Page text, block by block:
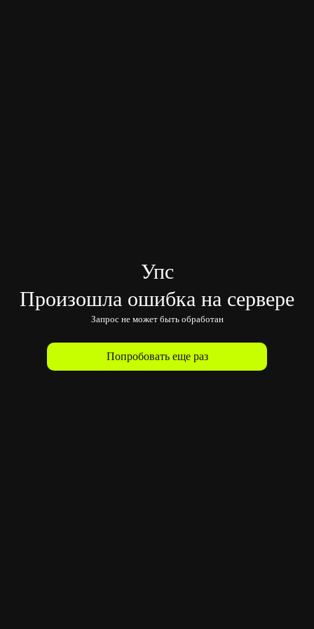
Упс
Произошла ошибка на сервере
Запрос не может быть обработан
Попробовать еще раз